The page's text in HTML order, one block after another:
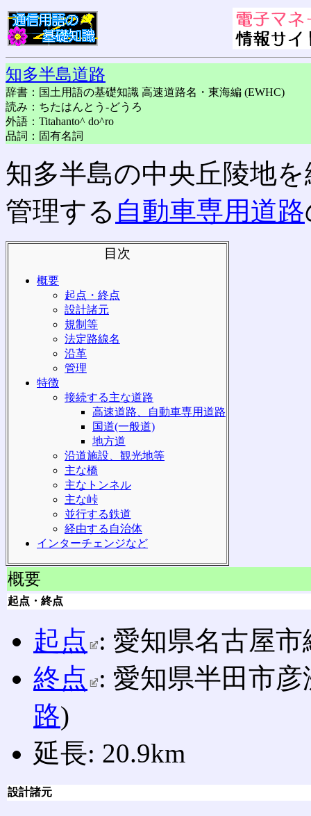
知多半島道路
辞書：国土用語の基礎知識 高速道路名・東海編 (EWHC)
読み：ちたはんとう-どうろ
外語：Titahanto^ do^ro
品詞：固有名詞
知多半島の中央丘陵地
管理する 自動車専用道路
目次
概要
起点・終点
設計諸元
規制等
法定路線名
沿革
管理
特徴
接続する主な道路
高速道路、自動車専用道路
国道(一般道)
地方道
沿道施設、観光地等
主な橋
主なトンネル
主な峠
並行する鉄道
経由する自治体
インターチェンジなど
概要
起点・終点
起点 : 愛知県名古屋
終点 : 愛知県半田市
路)
延長: 20.9km
設計諸元